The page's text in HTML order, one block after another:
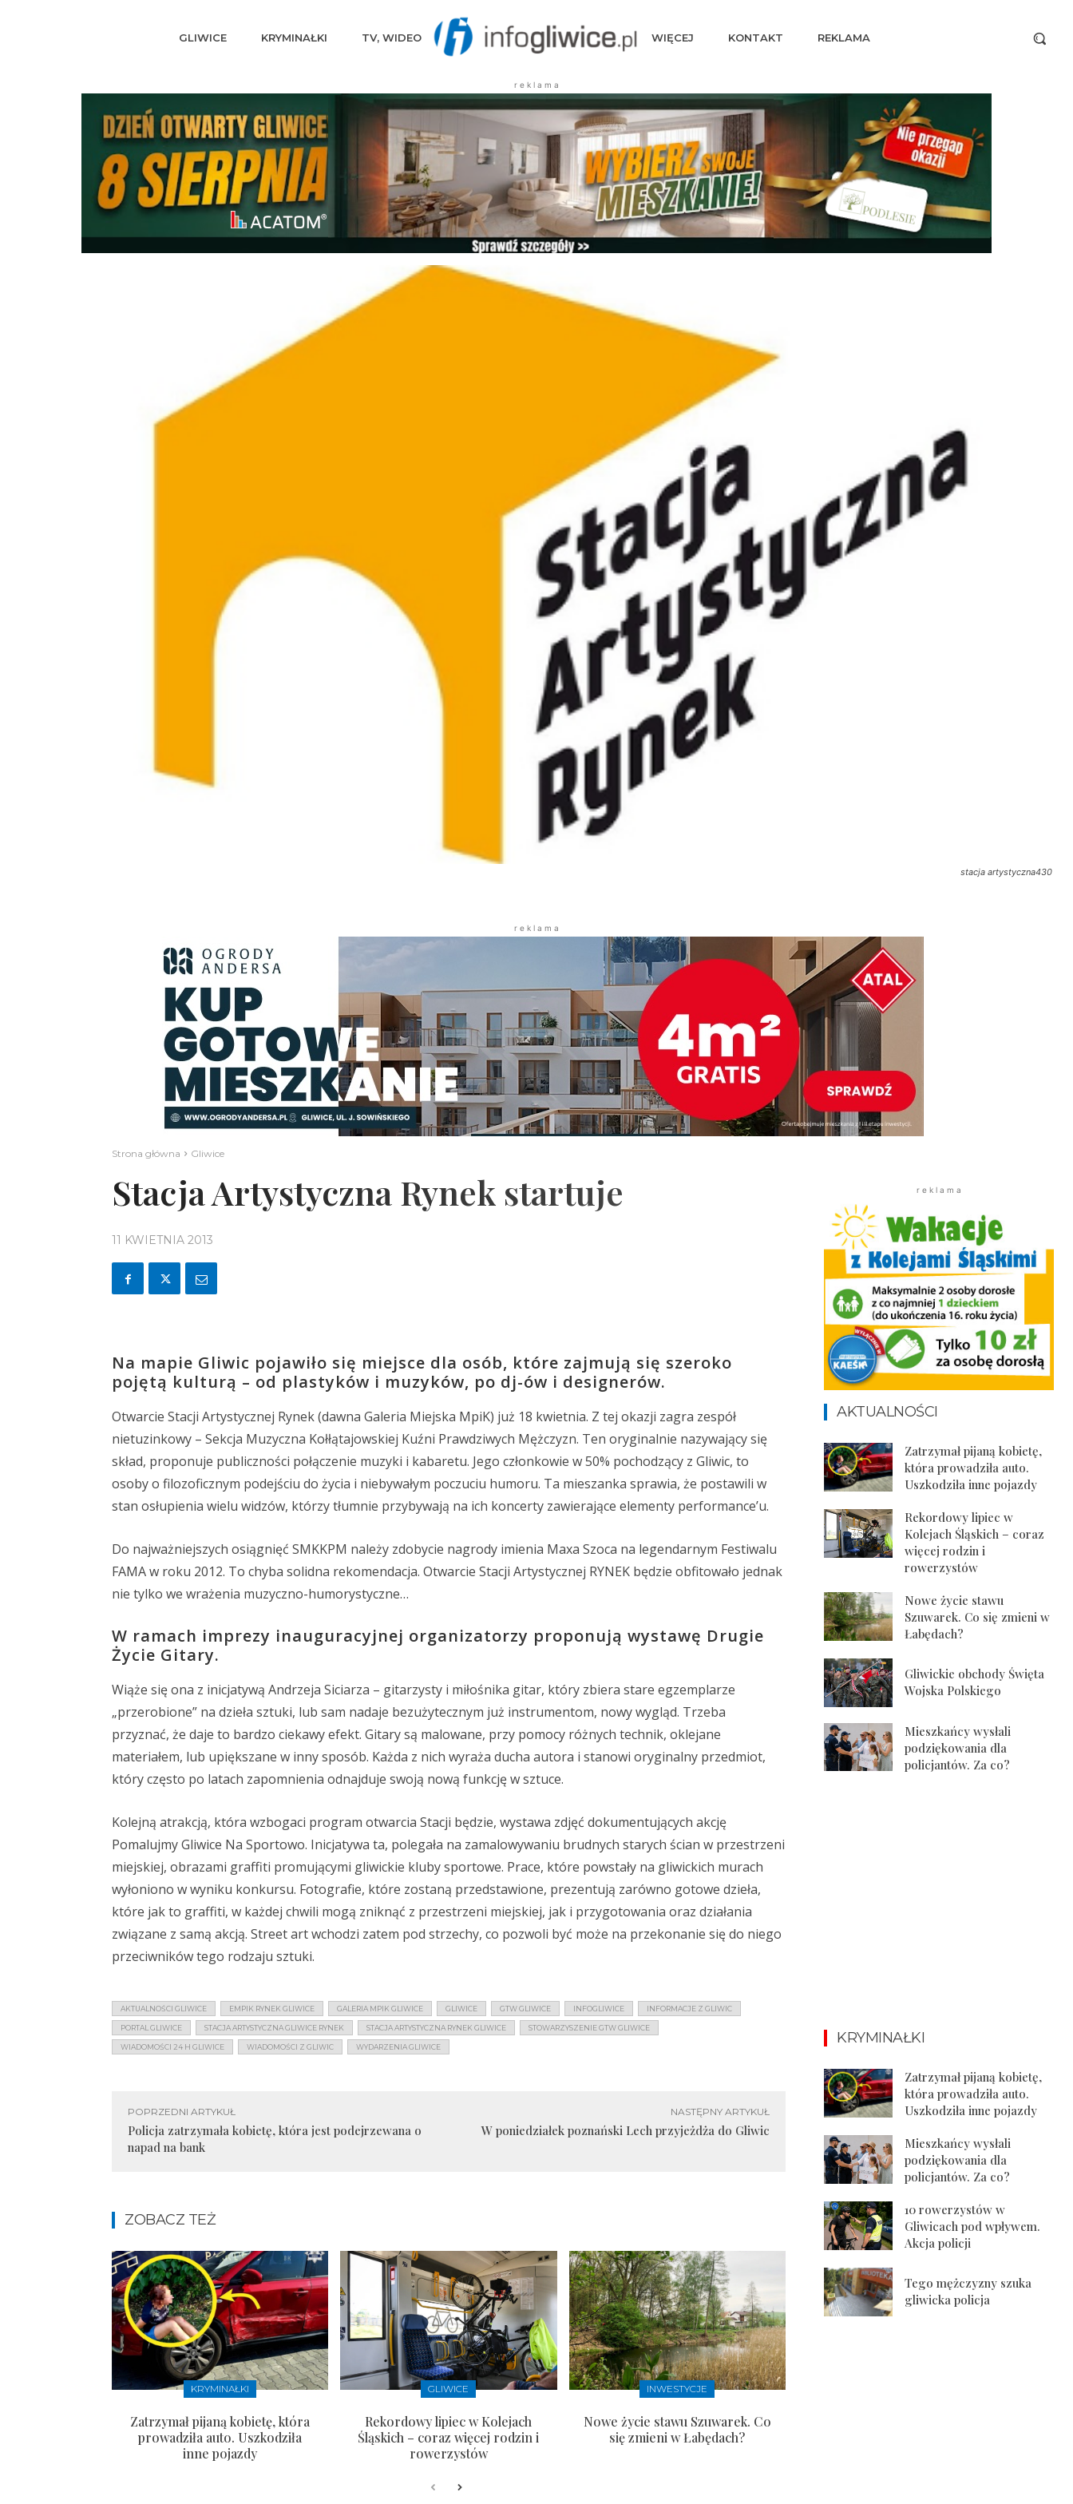
GLIWICE KRYMINAŁKI TV, WIDEO WIĘCEJ KONTAKT REKLAMA
r e k l a m a
stacja artystyczna430
r e k l a m a
Strona główna Gliwice
Stacja Artystyczna Rynek startuje
11 KWIETNIA 2013
Na mapie Gliwic pojawiło się miejsce dla osób, które zajmują się szeroko
pojętą kulturą – od plastyków i muzyków, po dj-ów i designerów.
Otwarcie Stacji Artystycznej Rynek (dawna Galeria Miejska MpiK) już 18 kwietnia. Z tej okazji zagra zespół
nietuzinkowy – Sekcja Muzyczna Kołłątajowskiej Kuźni Prawdziwych Mężczyzn. Ten oryginalnie nazywający się
skład, proponuje publiczności połączenie muzyki i kabaretu. Jego członkowie w 50% pochodzący z Gliwic, to
osoby o filozoficznym podejściu do życia i niebywałym poczuciu humoru. Ta mieszanka sprawia, że postawili w
stan osłupienia wielu widzów, którzy tłumnie przybywają na ich koncerty zawierające elementy performance’u.
Do najważniejszych osiągnięć SMKKPM należy zdobycie nagrody imienia Maxa Szoca na legendarnym Festiwalu
FAMA w roku 2012. To chyba solidna rekomendacja. Otwarcie Stacji Artystycznej RYNEK będzie obfitowało jednak
nie tylko we wrażenia muzyczno-humorystyczne…
W ramach imprezy inauguracyjnej organizatorzy proponują wystawę Drugie
Życie Gitary.
Wiąże się ona z inicjatywą Andrzeja Siciarza – gitarzysty i miłośnika gitar, który zbiera stare egzemplarze
„przerobione” na dzieła sztuki, lub sam nadaje bezużytecznym już instrumentom, nowy wygląd. Trzeba
przyznać, że daje to bardzo ciekawy efekt. Gitary są malowane, przy pomocy różnych technik, oklejane
materiałem, lub upiększane w inny sposób. Każda z nich wyraża ducha autora i stanowi oryginalny przedmiot,
który często po latach zapomnienia odnajduje swoją nową funkcję w sztuce.
Kolejną atrakcją, która wzbogaci program otwarcia Stacji będzie, wystawa zdjęć dokumentujących akcję
Pomalujmy Gliwice Na Sportowo. Inicjatywa ta, polegała na zamalowywaniu brudnych starych ścian w przestrzeni
miejskiej, obrazami graffiti promującymi gliwickie kluby sportowe. Prace, które powstały na gliwickich murach
wyłoniono w wyniku konkursu. Fotografie, które zostaną przedstawione, prezentują zarówno gotowe dzieła,
które jak to graffiti, w każdej chwili mogą zniknąć z przestrzeni miejskiej, jak i przygotowania oraz działania
związane z samą akcją. Street art wchodzi zatem pod strzechy, co pozwoli być może na przekonanie się do niego
przeciwników tego rodzaju sztuki.
AKTUALNOŚCI GLIWICE EMPIK RYNEK GLIWICE GALERIA MPIK GLIWICE GLIWICE GTW GLIWICE INFOGLIWICE INFORMACJE Z GLIWIC
PORTAL GLIWICE STACJA ARTYSTYCZNA GLIWICE RYNEK STACJA ARTYSTYCZNA RYNEK GLIWICE STOWARZYSZENIE GTW GLIWICE
WIADOMOŚCI 24 H GLIWICE WIADOMOŚCI Z GLIWIC WYDARZENIA GLIWICE
POPRZEDNI ARTYKUŁ
Policja zatrzymała kobietę, która jest podejrzewana o
napad na bank
NASTĘPNY ARTYKUŁ
W poniedziałek poznański Lech przyjeżdża do Gliwic
ZOBACZ TEŻ
KRYMINAŁKI
Zatrzymał pijaną kobietę, która
prowadziła auto. Uszkodziła
inne pojazdy
GLIWICE
Rekordowy lipiec w Kolejach
Śląskich – coraz więcej rodzin i
rowerzystów
INWESTYCJE
Nowe życie stawu Szuwarek. Co
się zmieni w Łabędach?
r e k l a m a
AKTUALNOŚCI
Zatrzymał pijaną kobietę,
która prowadziła auto.
Uszkodziła inne pojazdy
Rekordowy lipiec w
Kolejach Śląskich – coraz
więcej rodzin i
rowerzystów
Nowe życie stawu
Szuwarek. Co się zmieni w
Łabędach?
Gliwickie obchody Święta
Wojska Polskiego
Mieszkańcy wysłali
podziękowania dla
policjantów. Za co?
KRYMINAŁKI
Zatrzymał pijaną kobietę,
która prowadziła auto.
Uszkodziła inne pojazdy
Mieszkańcy wysłali
podziękowania dla
policjantów. Za co?
10 rowerzystów w
Gliwicach pod wpływem.
Akcja policji
Tego mężczyzny szuka
gliwicka policja